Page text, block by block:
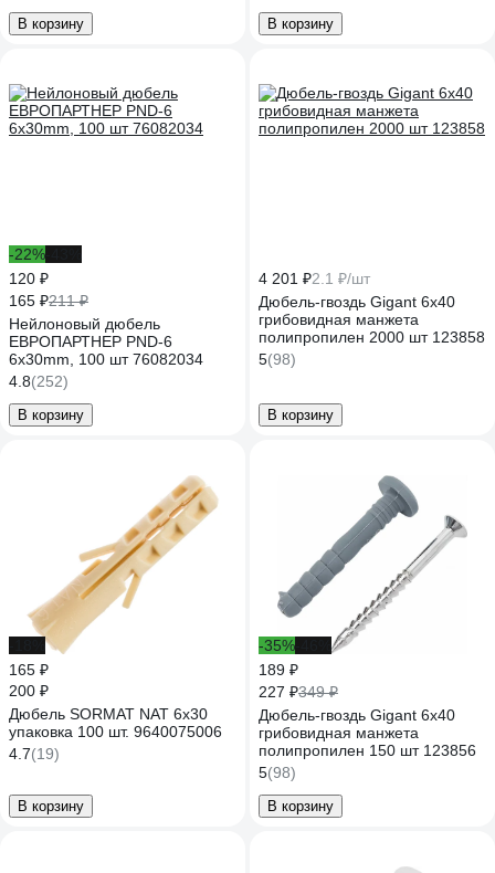
В корзину В корзину
-22%
120 ₽
165 ₽211 ₽
Нейлоновый дюбель
ЕВРОПАРТНЕР PND-6
6х30mm, 100 шт 76082034
4.8(252)
В корзину
4 201 ₽2.1 ₽/шт
Дюбель-гвоздь Gigant 6x40
грибовидная манжета
полипропилен 2000 шт 123858
5(98)
В корзину
165 ₽
200 ₽
Дюбель SORMAT NAT 6x30
упаковка 100 шт. 9640075006
4.7(19)
В корзину
-35%
189 ₽
227 ₽349 ₽
Дюбель-гвоздь Gigant 6x40
грибовидная манжета
полипропилен 150 шт 123856
5(98)
В корзину